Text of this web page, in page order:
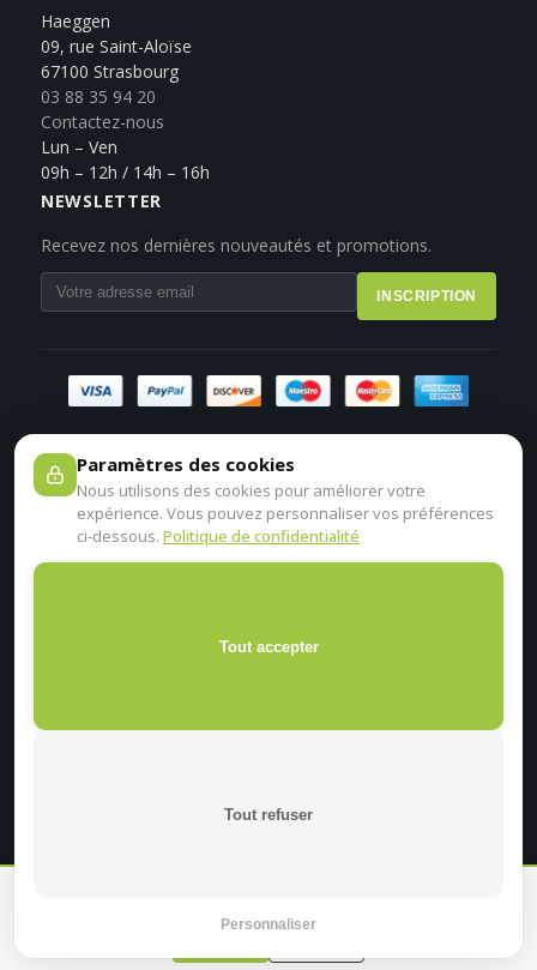
Haeggen
09, rue Saint-Aloïse
67100 Strasbourg
03 88 35 94 20
Contactez-nous
Lun – Ven
09h – 12h / 14h – 16h
NEWSLETTER
Recevez nos dernières nouveautés et promotions.
INSCRIPTION
Paramètres des cookies
Nous utilisons des cookies pour améliorer votre
expérience. Vous pouvez personnaliser vos préférences
ci-dessous. Politique de confidentialité
Tout accepter
Tout refuser
Personnaliser